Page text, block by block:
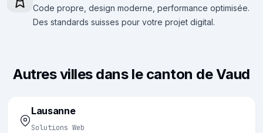
Code propre, design moderne, performance optimisée.
Des standards suisses pour votre projet digital.
Autres villes dans le canton de Vaud
Lausanne
Solutions Web